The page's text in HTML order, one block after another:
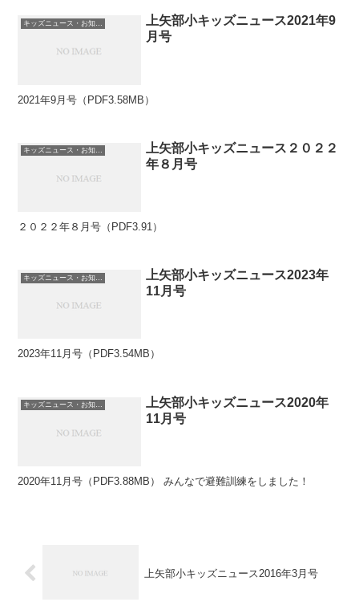
上矢部小キッズニュース2021年9
月号
2021年9月号（PDF3.58MB）
キッズニュース・お知らせ
上矢部小キッズニュース２０２２
年８月号
２０２２年８月号（PDF3.91）
上矢部小キッズニュース2023年
11月号
2023年11月号（PDF3.54MB）
キッズニュース・お知らせ
上矢部小キッズニュース2020年
11月号
2020年11月号（PDF3.88MB） みんなで避難訓練をしました！
上矢部小キッズニュース2016年3月号